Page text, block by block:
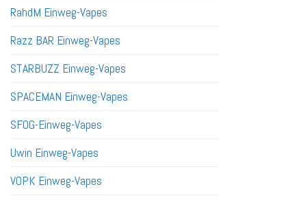
RahdM Einweg-Vapes
Razz BAR Einweg-Vapes
STARBUZZ Einweg-Vapes
SPACEMAN Einweg-Vapes
SFOG-Einweg-Vapes
Uwin Einweg-Vapes
VOPK Einweg-Vapes